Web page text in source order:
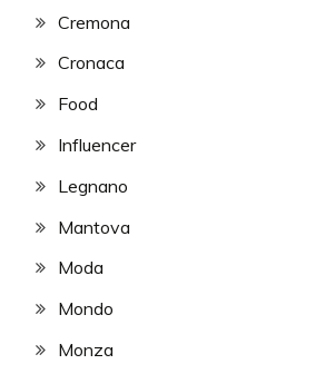
Cremona
Cronaca
Food
Influencer
Legnano
Mantova
Moda
Mondo
Monza